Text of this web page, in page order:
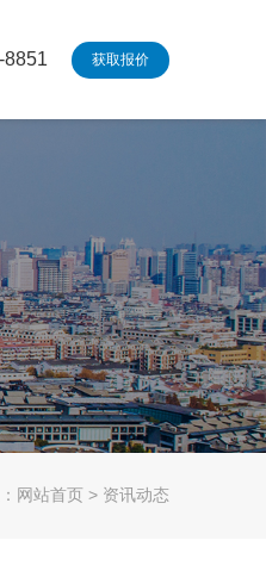
8851 获取报价
网站首页 > 资讯动态